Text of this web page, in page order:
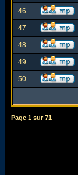
46
47
48
49
50
Page 1 sur71